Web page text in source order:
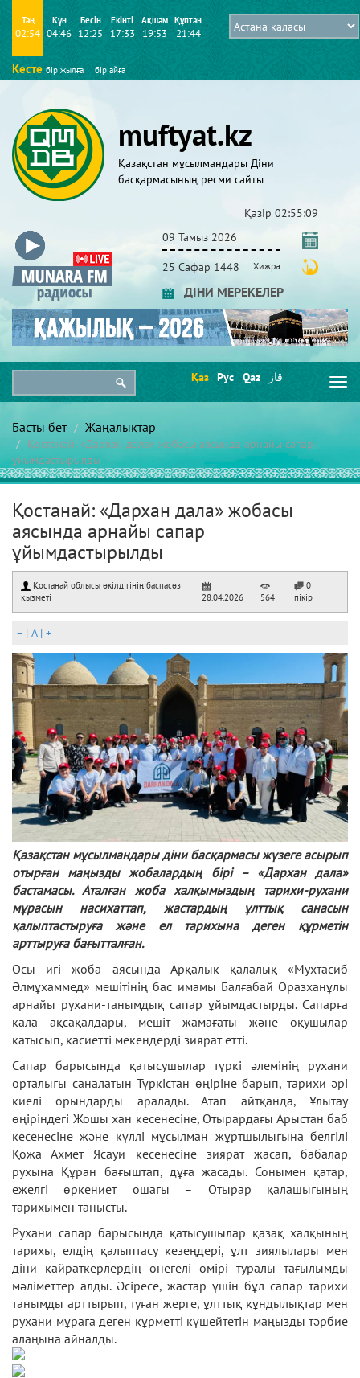
Таң
02:54
Күн
04:46
Бесін
12:25
Екінті
17:33
Ақшам
19:53
Құптан
21:44
Кесте бір жылға бір айға
muftyat.kz
Қазақстан мұсылмандары Діни
басқармасының ресми сайты
Қазір 02:55:10
09 Тамыз 2026
25 Сафар 1448 Хижра
ДІНИ МЕРЕКЕЛЕР
Қаз Рус Qaz قاز
Басты бет Жаңалықтар
Қостанай: «Дархан дала» жобасы аясында арнайы сапар
ұйымдастырылды
Қостанай: «Дархан дала» жобасы
аясында арнайы сапар
ұйымдастырылды
Қостанай облысы өкілдігінің баспасөз
қызметі
28.04.2026 564
0
пікір
– | A| +
Қазақстан мұсылмандары діни басқармасы жүзеге асырып
отырған маңызды жобалардың бірі – «Дархан дала»
бастамасы. Аталған жоба халқымыздың тарихи-рухани
мұрасын насихаттап, жастардың ұлттық санасын
қалыптастыруға және ел тарихына деген құрметін
арттыруға бағытталған.
Осы игі жоба аясында Арқалық қалалық «Мухтасиб
Әлмұхаммед» мешітінің бас имамы Балғабай Оразханұлы
арнайы рухани-танымдық сапар ұйымдастырды. Сапарға
қала ақсақалдары, мешіт жамағаты және оқушылар
қатысып, қасиетті мекендерді зиярат етті.
Сапар барысында қатысушылар түркі әлемінің рухани
орталығы саналатын Түркістан өңіріне барып, тарихи әрі
киелі орындарды аралады. Атап айтқанда, Ұлытау
өңіріндегі Жошы хан кесенесіне, Отырардағы Арыстан баб
кесенесіне және күллі мұсылман жұртшылығына белгілі
Қожа Ахмет Ясауи кесенесіне зиярат жасап, бабалар
рухына Құран бағыштап, дұға жасады. Сонымен қатар,
ежелгі өркениет ошағы – Отырар қалашығының
тарихымен танысты.
Рухани сапар барысында қатысушылар қазақ халқының
тарихы, елдің қалыптасу кезеңдері, ұлт зиялылары мен
діни қайраткерлердің өнегелі өмірі туралы тағылымды
мәліметтер алды. Әсіресе, жастар үшін бұл сапар тарихи
танымды арттырып, туған жерге, ұлттық құндылықтар мен
рухани мұраға деген құрметті күшейтетін маңызды тәрбие
алаңына айналды.